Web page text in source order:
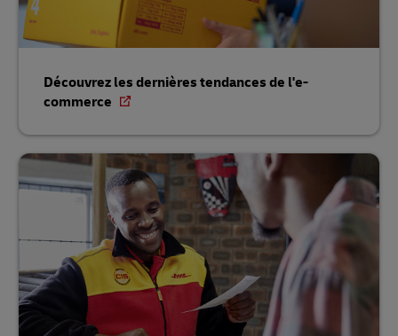
Découvrez les dernières tendances de l'e-
commerce